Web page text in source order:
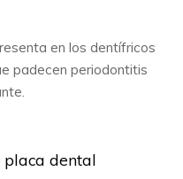
en los dentífricos
padecen periodontitis
dental